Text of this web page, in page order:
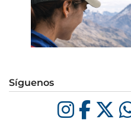
Síguenos